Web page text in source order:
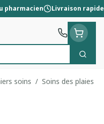
pharmacien Livraison rapide
soins / Soins des plaies